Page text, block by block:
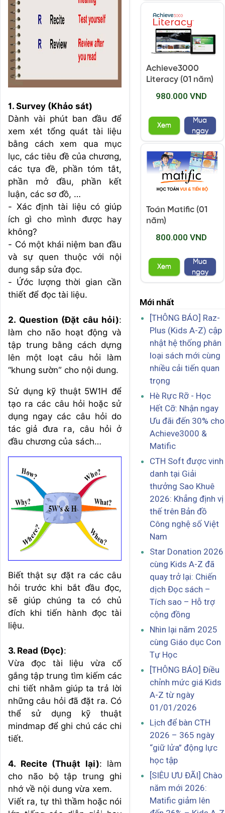
1. Survey (Khảo sát)
Dành vài phút ban đầu để
xem xét tổng quát tài liệu
bằng cách xem qua mục
lục, các tiêu đề của chương,
các tựa đề, phần tóm tắt,
phần mở đầu, phần kết
luận, các sơ đồ, …
- Xác định tài liệu có giúp
ích gì cho mình được hay
không?
- Có một khái niệm ban đầu
và sự quen thuộc với nội
dung sắp sửa đọc.
- Ứớc lượng thời gian cần
thiết để đọc tài liệu.
2. Question (Đặt câu hỏi):
làm cho não hoạt động và
tập trung bằng cách dựng
lên một loạt câu hỏi làm
“khung sườn” cho nội dung.
Sử dụng kỹ thuật 5W1H để
tạo ra các câu hỏi hoặc sử
dụng ngay các câu hỏi do
tác giả đưa ra, câu hỏi ở
đầu chương của sách…
Biết thật sự đặt ra các câu
hỏi trước khi bắt đầu đọc,
sẽ giúp chúng ta có chủ
đích khi tiến hành đọc tài
liệu.
3. Read (Đọc):
Vừa đọc tài liệu vừa cố
gắng tập trung tìm kiếm các
chi tiết nhằm giúp ta trả lời
những câu hỏi đã đặt ra. Có
thể sử dụng kỹ thuật
mindmap để ghi chú các chi
tiết.
4. Recite (Thuật lại): làm
cho não bộ tập trung ghi
nhớ về nội dung vừa xem.
Viết ra, tự thì thầm hoặc nói
Achieve3000
Literacy (01 năm)
980.000 VND
Xem
Mua
ngay
Toán Matific (01
năm)
800.000 VND
Xem
Mua
ngay
Mới nhất
[THÔNG BÁO] Raz-
Plus (Kids A-Z) cập
nhật hệ thống phân
loại sách mới cùng
nhiều cải tiến quan
trọng
Hè Rực Rỡ - Học
Hết Cỡ: Nhận ngay
Ưu đãi đến 30% cho
Achieve3000 &
Matific
CTH Soft được vinh
danh tại Giải
thưởng Sao Khuê
2026: Khẳng định vị
thế trên Bản đồ
Công nghệ số Việt
Nam
Star Donation 2026
cùng Kids A-Z đã
quay trở lại: Chiến
dịch Đọc sách –
Tích sao – Hỗ trợ
cộng đồng
Nhìn lại năm 2025
cùng Giáo dục Con
Tự Học
[THÔNG BÁO] Điều
chỉnh mức giá Kids
A-Z từ ngày
01/01/2026
Lịch để bàn CTH
2026 – 365 ngày
“giữ lửa” động lực
học tập
[SIÊU ƯU ĐÃI] Chào
năm mới 2026:
Matific giảm lên